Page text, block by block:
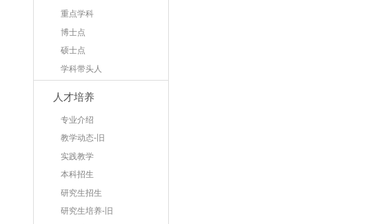
重点学科
博士点
硕士点
学科带头人
人才培养
专业介绍
教学动态-旧
实践教学
本科招生
研究生招生
研究生培养-旧